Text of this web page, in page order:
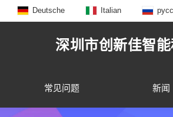
Deutsche Italian
深圳市创新佳智
常见问题 新闻